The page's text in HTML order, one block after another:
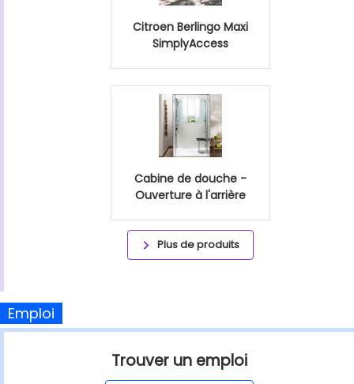
Citroen Berlingo Maxi
SimplyAccess
Cabine de douche -
Ouverture à l'arrière
Plus de produits
Emploi
Trouver un emploi